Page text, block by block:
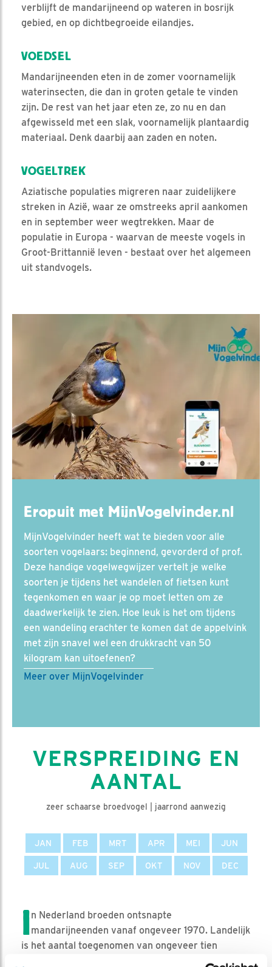
verblijft de mandarijneend op wateren in bosrijk
gebied, en op dichtbegroeide eilandjes.
VOEDSEL
Mandarijneenden eten in de zomer voornamelijk
waterinsecten, die dan in groten getale te vinden
zijn. De rest van het jaar eten ze, zo nu en dan
afgewisseld met een slak, voornamelijk plantaardig
materiaal. Denk daarbij aan zaden en noten.
VOGELTREK
Aziatische populaties migreren naar zuidelijkere
streken in Azië, waar ze omstreeks april aankomen
en in september weer wegtrekken. Maar de
populatie in Europa - waarvan de meeste vogels in
Groot-Brittannië leven - bestaat over het algemeen
uit standvogels.
Eropuit met MijnVogelvinder.nl
MijnVogelvinder heeft wat te bieden voor alle
soorten vogelaars: beginnend, gevorderd of prof.
Deze handige vogelwegwijzer vertelt je welke
soorten je tijdens het wandelen of fietsen kunt
tegenkomen en waar je op moet letten om ze
daadwerkelijk te zien. Hoe leuk is het om tijdens
een wandeling erachter te komen dat de appelvink
met zijn snavel wel een drukkracht van 50
kilogram kan uitoefenen?
Meer over MijnVogelvinder
VERSPREIDING EN
AANTAL
zeer schaarse broedvogel | jaarrond aanwezig
JAN FEB MRT APR MEI JUN
JUL AUG SEP OKT NOV DEC
In Nederland broeden ontsnapte
mandarijneenden vanaf ongeveer 1970. Landelijk
is het aantal toegenomen van ongeveer tien
broedparen rond 1980 naar ongeveer 250 rond de